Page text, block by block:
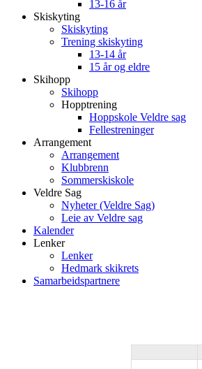
13-16 år
Skiskyting
Skiskyting
Trening skiskyting
13-14 år
15 år og eldre
Skihopp
Skihopp
Hopptrening
Hoppskole Veldre sag
Fellestreninger
Arrangement
Arrangement
Klubbrenn
Sommerskiskole
Veldre Sag
Nyheter (Veldre Sag)
Leie av Veldre sag
Kalender
Lenker
Lenker
Hedmark skikrets
Samarbeidspartnere